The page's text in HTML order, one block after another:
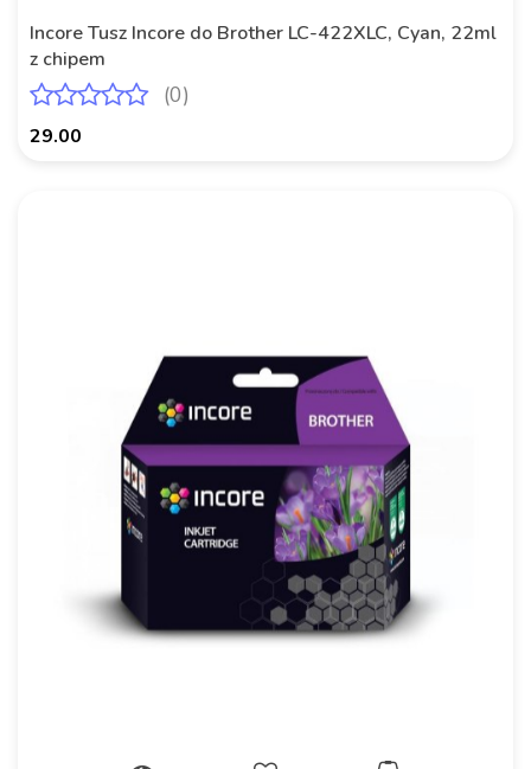
Incore Tusz Incore do Brother LC-422XLC, Cyan, 22ml
z chipem
(0)
29.00